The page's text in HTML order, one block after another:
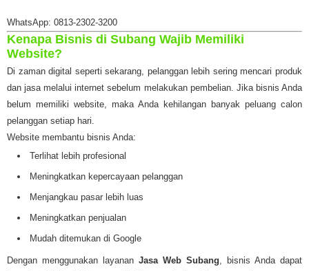
WhatsApp: 0813-2302-3200
Kenapa Bisnis di Subang Wajib Memiliki
Website?
Di zaman digital seperti sekarang, pelanggan lebih sering mencari produk
dan jasa melalui internet sebelum melakukan pembelian. Jika bisnis Anda
belum memiliki website, maka Anda kehilangan banyak peluang calon
pelanggan setiap hari.
Website membantu bisnis Anda:
Terlihat lebih profesional
Meningkatkan kepercayaan pelanggan
Menjangkau pasar lebih luas
Meningkatkan penjualan
Mudah ditemukan di Google
Dengan menggunakan layanan Jasa Web Subang, bisnis Anda dapat